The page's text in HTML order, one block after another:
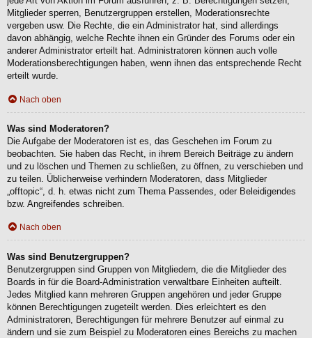
Mitglieder sperren, Benutzergruppen erstellen, Moderationsrechte
vergeben usw. Die Rechte, die ein Administrator hat, sind allerdings
davon abhängig, welche Rechte ihnen ein Gründer des Forums oder ein
anderer Administrator erteilt hat. Administratoren können auch volle
Moderationsberechtigungen haben, wenn ihnen das entsprechende Recht
erteilt wurde.
Nach oben
Was sind Moderatoren?
Die Aufgabe der Moderatoren ist es, das Geschehen im Forum zu
beobachten. Sie haben das Recht, in ihrem Bereich Beiträge zu ändern
und zu löschen und Themen zu schließen, zu öffnen, zu verschieben und
zu teilen. Üblicherweise verhindern Moderatoren, dass Mitglieder
„offtopic“, d. h. etwas nicht zum Thema Passendes, oder Beleidigendes
bzw. Angreifendes schreiben.
Nach oben
Was sind Benutzergruppen?
Benutzergruppen sind Gruppen von Mitgliedern, die die Mitglieder des
Boards in für die Board-Administration verwaltbare Einheiten aufteilt.
Jedes Mitglied kann mehreren Gruppen angehören und jeder Gruppe
können Berechtigungen zugeteilt werden. Dies erleichtert es den
Administratoren, Berechtigungen für mehrere Benutzer auf einmal zu
ändern und sie zum Beispiel zu Moderatoren eines Bereichs zu machen